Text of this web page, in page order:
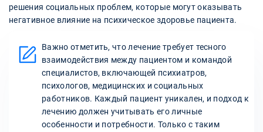
решения социальных проблем, которые могут оказывать
негативное влияние на психическое здоровье пациента.
Важно отметить, что лечение требует тесного
взаимодействия между пациентом и командой
специалистов, включающей психиатров,
психологов, медицинских и социальных
работников. Каждый пациент уникален, и подход к
лечению должен учитывать его личные
особенности и потребности. Только с таким